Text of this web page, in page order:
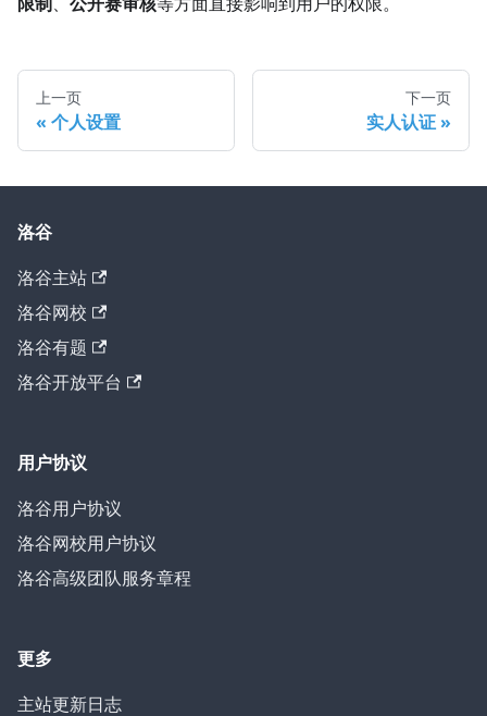
上一页
个人设置
下一页
实人认证
洛谷
洛谷主站
洛谷网校
洛谷有题
洛谷开放平台
用户协议
洛谷用户协议
洛谷网校用户协议
洛谷高级团队服务章程
更多
主站更新日志